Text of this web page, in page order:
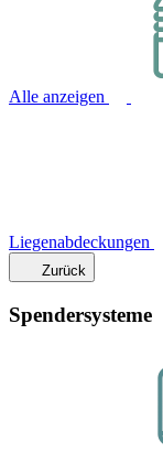
Alle anzeigen
Liegenabdeckungen
Zurück
Spendersysteme